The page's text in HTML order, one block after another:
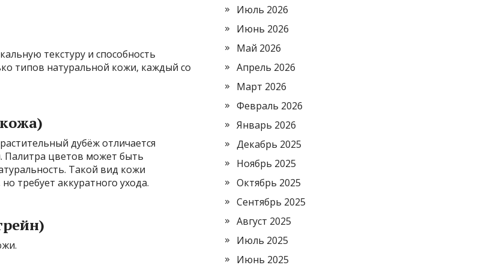
текстуру и способность
типов натуральной кожи, каждый со
дубёж отличается
Палитра цветов может быть
Такой вид кожи
требует аккуратного ухода.
Июль 2026
Июнь 2026
Май 2026
Апрель 2026
Март 2026
Февраль 2026
Январь 2026
Декабрь 2025
Ноябрь 2025
Октябрь 2025
Сентябрь 2025
Август 2025
Июль 2025
Июнь 2025